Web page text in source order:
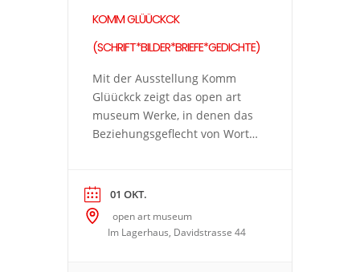
KOMM GLÜÜCKCK
(SCHRIFT*BILDER*BRIEFE*GEDICHTE)
Mit der Ausstellung Komm
Glüückck zeigt das open art
museum Werke, in denen das
Beziehungsgeflecht von Wort
führt zu spannenden Fragen:
Wann wird ein Gedanke in
Sprache gefasst, wann nimmt
01 OKT.
open art museum
Im Lagerhaus, Davidstrasse 44